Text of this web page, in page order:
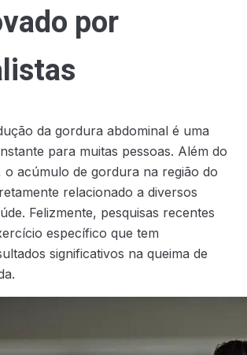
por
da gordura abdominal é uma
para muitas pessoas. Além do
o acúmulo de gordura na região do
relacionado a diversos
Felizmente, pesquisas recentes
específico que tem
significativos na queima de